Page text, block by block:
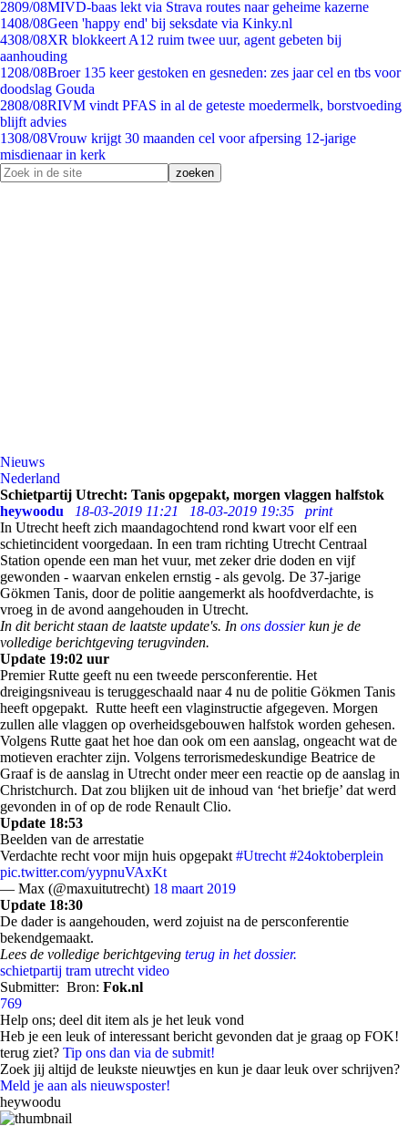
2809/08MIVD-baas lekt via Strava routes naar geheime kazerne
1408/08Geen 'happy end' bij seksdate via Kinky.nl
4308/08XR blokkeert A12 ruim twee uur, agent gebeten bij
aanhouding
1208/08Broer 135 keer gestoken en gesneden: zes jaar cel en tbs voor
doodslag Gouda
2808/08RIVM vindt PFAS in al de geteste moedermelk, borstvoeding
blijft advies
1308/08Vrouw krijgt 30 maanden cel voor afpersing 12-jarige
misdienaar in kerk
Nieuws
Nederland
Schietpartij Utrecht: Tanis opgepakt, morgen vlaggen halfstok
heywoodu
18-03-2019 11:21 18-03-2019 19:35
print
In Utrecht heeft zich maandagochtend rond kwart voor elf een
schietincident voorgedaan. In een tram richting Utrecht Centraal
Station opende een man het vuur, met zeker drie doden en vijf
gewonden - waarvan enkelen ernstig - als gevolg. De 37-jarige
Gökmen Tanis, door de politie aangemerkt als hoofdverdachte, is
vroeg in de avond aangehouden in Utrecht.
In dit bericht staan de laatste update's. In ons dossierkun je de
volledige berichtgeving terugvinden.
Update 19:02 uur
Premier Rutte geeft nu een tweede persconferentie. Het
dreigingsniveau is teruggeschaald naar 4 nu de politie Gökmen Tanis
heeft opgepakt. Rutte heeft een vlaginstructie afgegeven. Morgen
zullen alle vlaggen op overheidsgebouwen halfstok worden gehesen.
Volgens Rutte gaat het hoe dan ook om een aanslag, ongeacht wat de
motieven erachter zijn. Volgens terrorismedeskundige Beatrice de
Graaf is de aanslag in Utrecht onder meer een reactie op de aanslag in
Christchurch. Dat zou blijken uit de inhoud van ‘het briefje’ dat werd
gevonden in of op de rode Renault Clio.
Update 18:53
Beelden van de arrestatie
Verdachte recht voor mijn huis opgepakt #Utrecht #24oktoberplein
pic.twitter.com/yypnuVAxKt
— Max (@maxuitutrecht) 18 maart 2019
Update 18:30
De dader is aangehouden, werd zojuist na de persconferentie
bekendgemaakt.
Lees de volledige berichtgeving terug in het dossier.
schietpartij tram utrecht video
Submitter: Bron: Fok.nl
769
Help ons; deel dit item als je het leuk vond
Heb je een leuk of interessant bericht gevonden dat je graag op FOK!
terug ziet? Tip ons dan via de submit!
Zoek jij altijd de leukste nieuwtjes en kun je daar leuk over schrijven?
Meld je aan als nieuwsposter!
heywoodu